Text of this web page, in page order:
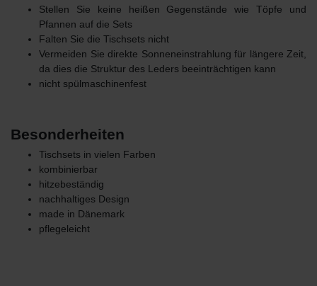
Stellen Sie keine heißen Gegenstände wie Töpfe und
Pfannen auf die Sets
Falten Sie die Tischsets nicht
Vermeiden Sie direkte Sonneneinstrahlung für längere Zeit,
da dies die Struktur des Leders beeinträchtigen kann
nicht spülmaschinenfest
Besonderheiten
Tischsets in vielen Farben
kombinierbar
hitzebeständig
nachhaltiges Design
made in Dänemark
pflegeleicht